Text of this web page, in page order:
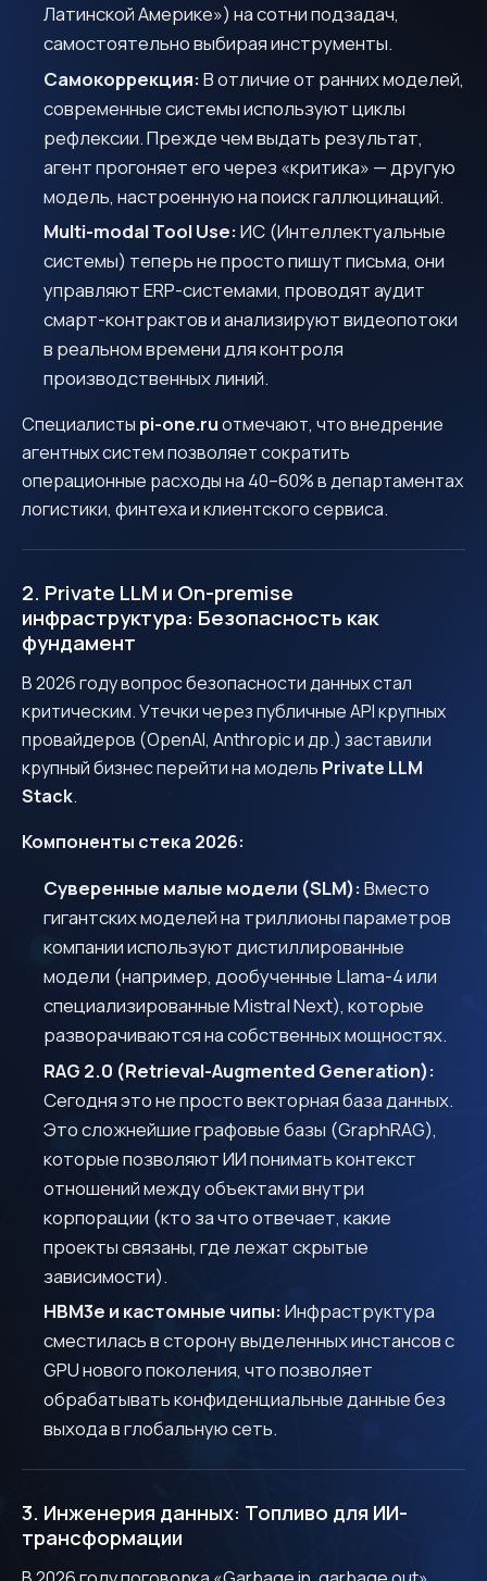
Латинской Америке») на сотни подзадач,
самостоятельно выбирая инструменты.
Самокоррекция:В отличие от ранних моделей,
современные системы используют циклы
рефлексии. Прежде чем выдать результат,
агент прогоняет его через «критика» — другую
модель, настроенную на поиск галлюцинаций.
Multi-modal Tool Use:ИС (Интеллектуальные
системы) теперь не просто пишут письма, они
управляют ERP-системами, проводят аудит
смарт-контрактов и анализируют видеопотоки
в реальном времени для контроля
производственных линий.
Специалисты pi-one.ruотмечают, что внедрение
агентных систем позволяет сократить
операционные расходы на 40–60% в департаментах
логистики, финтеха и клиентского сервиса.
2. Private LLM и On-premise
инфраструктура: Безопасность как
фундамент
В 2026 году вопрос безопасности данных стал
критическим. Утечки через публичные API крупных
провайдеров (OpenAI, Anthropic и др.) заставили
крупный бизнес перейти на модель Private LLM
Stack.
Компоненты стека 2026:
Суверенные малые модели (SLM):Вместо
гигантских моделей на триллионы параметров
компании используют дистиллированные
модели (например, дообученные Llama-4 или
специализированные Mistral Next), которые
разворачиваются на собственных мощностях.
RAG 2.0 (Retrieval-Augmented Generation):
Сегодня это не просто векторная база данных.
Это сложнейшие графовые базы (GraphRAG),
которые позволяют ИИ понимать контекст
отношений между объектами внутри
корпорации (кто за что отвечает, какие
проекты связаны, где лежат скрытые
зависимости).
HBM3e и кастомные чипы:Инфраструктура
сместилась в сторону выделенных инстансов с
GPU нового поколения, что позволяет
обрабатывать конфиденциальные данные без
выхода в глобальную сеть.
3. Инженерия данных: Топливо для ИИ-
трансформации